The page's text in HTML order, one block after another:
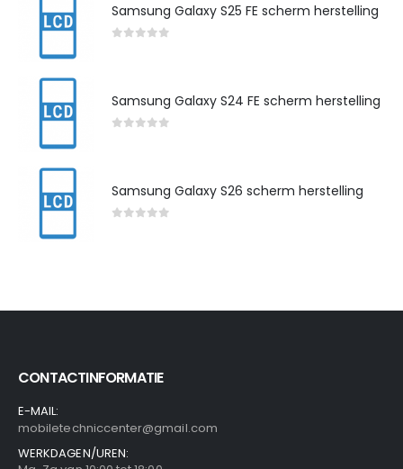
Samsung Galaxy S25 FE scherm herstelling
Samsung Galaxy S24 FE scherm herstelling
Samsung Galaxy S26 scherm herstelling
CONTACTINFORMATIE
E-MAIL:
mobiletechniccenter@gmail.com
WERKDAGEN/UREN: